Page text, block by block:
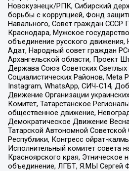
Новокузнецк/РПК, Сибирский
борьбы с коррупцией, Фонд
Навального, Совет граждан СССР
Краснодара, Мужское
объединение русского
Адат, Народный совет граждан
Архангельской области, Проект
Держава Союз Советских Светлых
Социалистических Районов, Meta
Instagram, WhatsApp, СИЧ-С14,
Движение Организации
Комитет, Татарстанское
общественное движение,
Демократическое Движение
Татарской Автономной Советской
Республики, Конгресс ойрат-
Исполнительный комитет совета
Красноярского края, Этническое
объединение, ЛГБТ, Я.МЫ Сергей